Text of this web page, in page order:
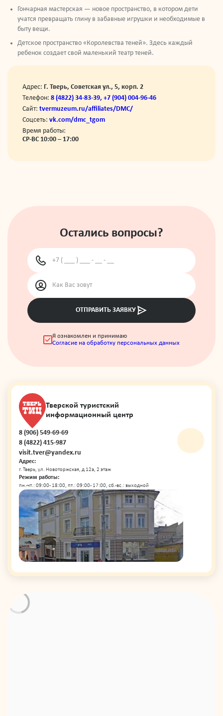
Гончарная мастерская — новое пространство, в котором дети
учатся превращать глину в забавные игрушки и необходимые в
быту вещи.
Детское пространство «Королевства теней». Здесь каждый
ребенок создает свой маленький театр теней.
Адрес: Г. Тверь, Советская ул., 5, корп. 2
Телефон: 8 (4822) 34-83-39, +7 (904) 004-96-46
Сайт: tvermuzeum.ru/affiliates/DMC/
Соцсеть: vk.com/dmc_tgom
Время работы:
СР-ВС 10:00 – 17:00
Остались вопросы?
ОТПРАВИТЬ ЗАЯВКУ
Я ознакомлен и принимаю
Согласие на обработку персональных данных
Тверской туристский
информационный центр
8 (906) 549-69-69
8 (4822) 415-987
visit.tver@yandex.ru
Адрес:
г. Тверь, ул. Новоторжская, д 12а, 2 этаж
Режим работы:
пн.-чт.: 09:00 - 18:00, пт.: 09:00 - 17:00, сб.-вс.: выходной